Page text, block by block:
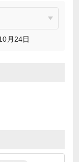
月24日